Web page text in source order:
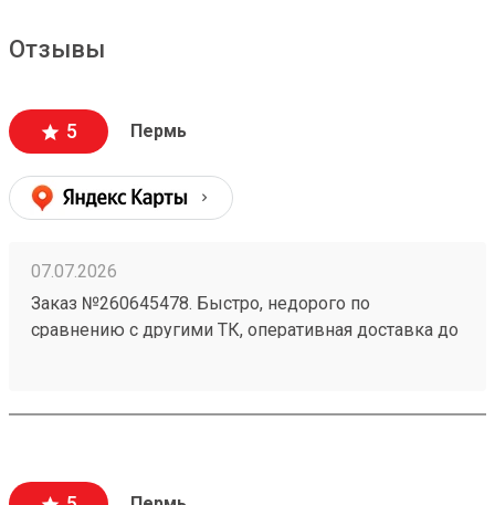
Отзывы
5 Пермь
07.07.2026
Заказ №260645478. Быстро, недорого по
сравнению с другими ТК, оперативная доставка до